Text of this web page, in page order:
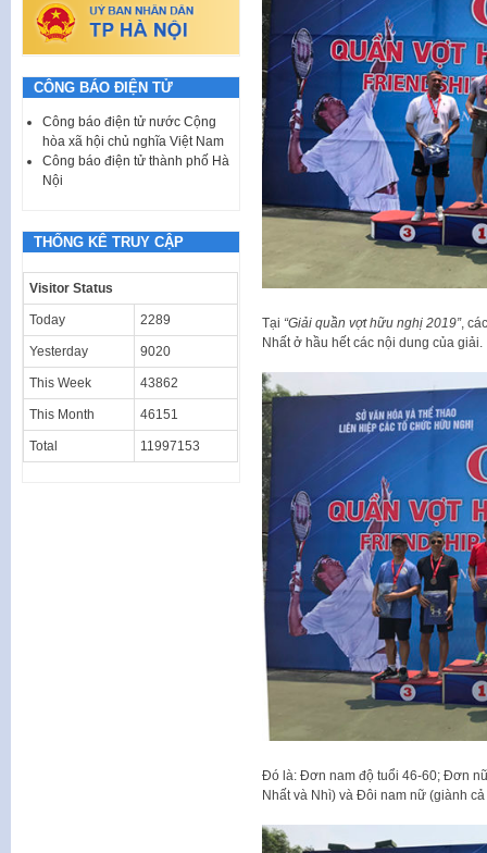
Tại “Giải quần vợt hữu nghị 2019”,
Nhất ở hầu hết các nội dung của giải.
Đó là: Đơn nam độ tuổi 46-60; Đơn
Nhất và Nhì) và Đôi nam nữ (giành
CÔNG BÁO ĐIỆN TỬ
Công báo điện tử nước Cộng
hòa xã hội chủ nghĩa Việt Nam
Công báo điện tử thành phố Hà
Nội
THỐNG KÊ TRUY CẬP
Visitor Status
Today 2289
Yesterday 9020
This Week 43862
This Month 46151
Total 11997153